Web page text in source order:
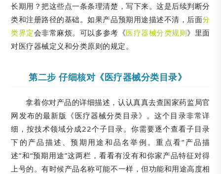
长期用？把这些点一条条理清楚，写下来。这是后续判断分
类和注册路径的基础。如果产品预期用途描述不清，后面分
类界定会非常麻烦。可以多参考《医疗器械分类规则》里面
对医疗器械定义和分类原则的规定。
第二步 仔细核对《医疗器械分类目录》
拿着你对产品的详细描述，认认真真去查国家药监局官
网发布的最新版《医疗器械分类目录》。这个目录非常详
细，按技术领域分成22个子目录。你需要逐个查看子目录
下的产品描述、预期用途和品名举例。重点看“产品描
述”和“预期用途”这两栏，看看有没有和你家产品特征对得
上号的。有时候产品名称可能不一样，但功能和用途高度相